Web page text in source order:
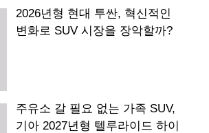
2026년형 현대 투싼, 혁신적인
변화로 SUV 시장을 장악할까?
주유소 갈 필요 없는 가족 SUV,
기아 2027년형 텔루라이드 하이